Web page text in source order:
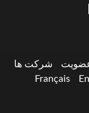
شرکت ها
Français